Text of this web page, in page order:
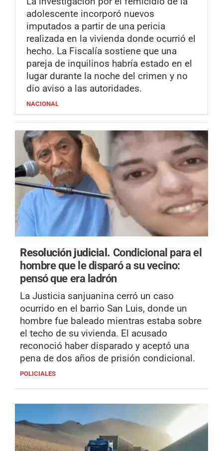
adolescente incorporó nuevos
imputados a partir de una pericia
realizada en la vivienda donde ocurrió el
hecho. La Fiscalía sostiene que una
pareja de inquilinos habría estado en el
lugar durante la noche del crimen y no
dio aviso a las autoridades.
NACIONAL
Resolución judicial. Condicional para el
hombre que le disparó a su vecino:
pensó que era ladrón
La Justicia sanjuanina cerró un caso
ocurrido en el barrio San Luis, donde un
hombre fue baleado mientras estaba sobre
el techo de su vivienda. El acusado
reconoció haber disparado y aceptó una
pena de dos años de prisión condicional.
POLICIALES